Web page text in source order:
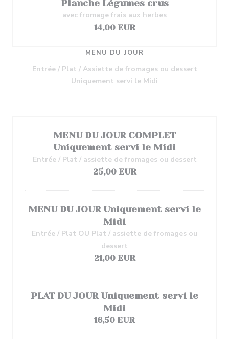
Planche Légumes crus
avec fromage frais aux herbes
14,00 EUR
MENU DU JOUR
Entrée / Plat / Assiette de fromages ou dessert
Uniquement servi le Midi
MENU DU JOUR COMPLET
Uniquement servi le Midi
Entrée / Plat / assiette de fromages ou dessert
25,00 EUR
MENU DU JOUR Uniquement servi le
Midi
Entrée / Plat OU Plat / assiette de fromages ou
dessert
21,00 EUR
PLAT DU JOUR Uniquement servi le
Midi
16,50 EUR